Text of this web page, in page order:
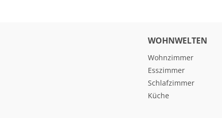
WOHNWELTEN
Wohnzimmer
Esszimmer
Schlafzimmer
Küche